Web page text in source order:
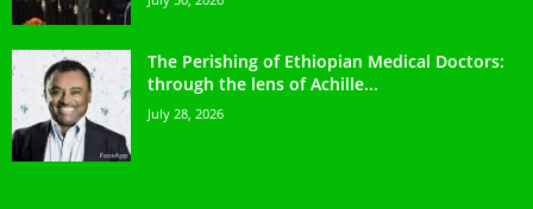
The Perishing of Ethiopian Medical Doctors:
through the lens of Achille...
July 28, 2026